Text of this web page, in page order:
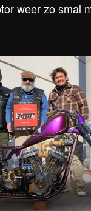
weer zo smal